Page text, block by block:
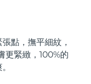
點，撫平細紋，
更緊緻，100%的
計送達日期09/08/2026
計送達日期